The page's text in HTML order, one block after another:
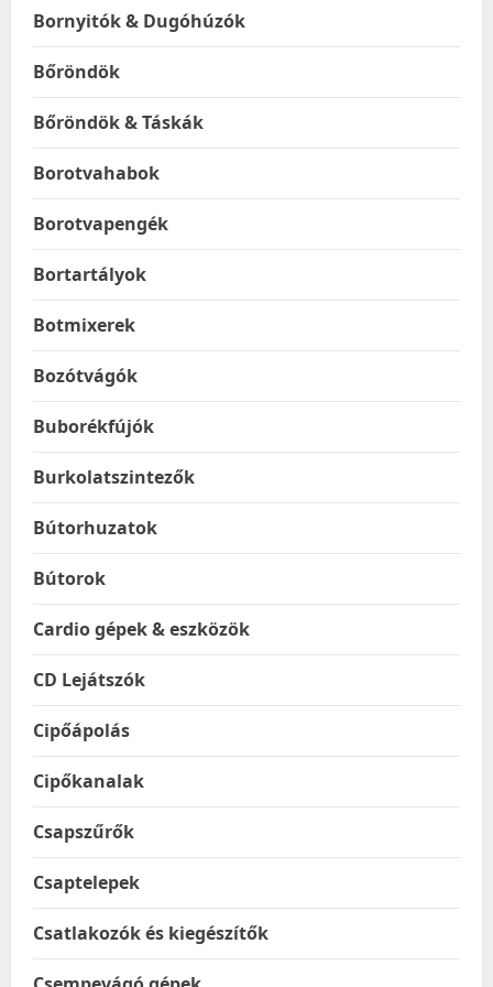
Bornyitók & Dugóhúzók
Bőröndök
Bőröndök & Táskák
Borotvahabok
Borotvapengék
Bortartályok
Botmixerek
Bozótvágók
Buborékfújók
Burkolatszintezők
Bútorhuzatok
Bútorok
Cardio gépek & eszközök
CD Lejátszók
Cipőápolás
Cipőkanalak
Csapszűrők
Csaptelepek
Csatlakozók és kiegészítők